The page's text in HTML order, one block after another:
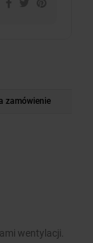
zamówienie
wentylacji.